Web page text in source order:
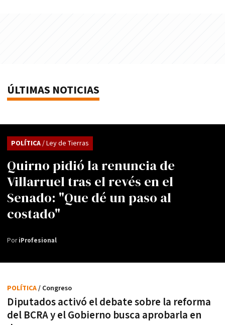
ÚLTIMAS NOTICIAS
Quirno pidió la renuncia de
Villarruel tras el revés en el
Senado: "Que dé un paso al
costado"
POLÍTICA/ Ley de Tierras
PoriProfesional
Diputados activó el debate sobre la reforma
del BCRA y el Gobierno busca aprobarla en
POLÍTICA/ Congreso